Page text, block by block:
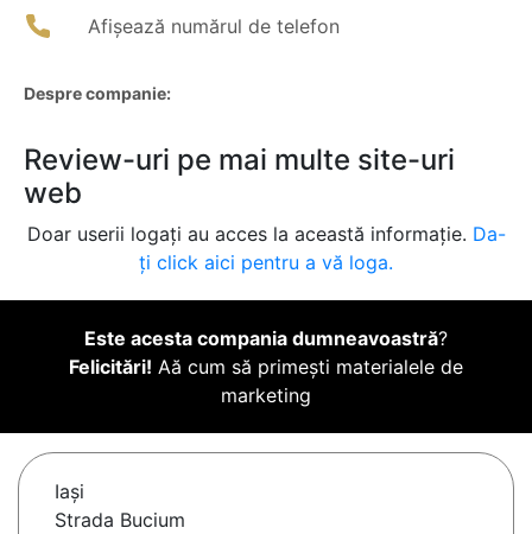
Afișează numărul de telefon
Despre companie:
Review-uri pe mai multe site-uri
web
Doar userii logați au acces la această informație. Da-
ți click aici pentru a vă loga.
Este acesta compania dumneavoastră?
Felicitări! Aă cum să primești materialele de
marketing
Iaşi
Strada Bucium